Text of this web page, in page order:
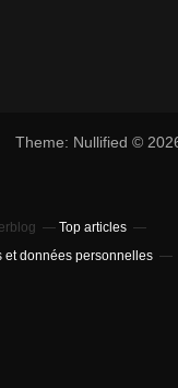
Theme: Nullified ©
Top articles
et données personnelles